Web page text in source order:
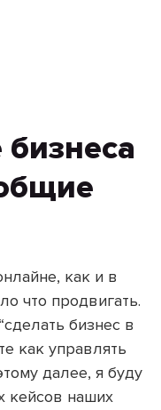
как и в
что продвигать.
бизнес в
как управлять
далее, я буду
кейсов наших